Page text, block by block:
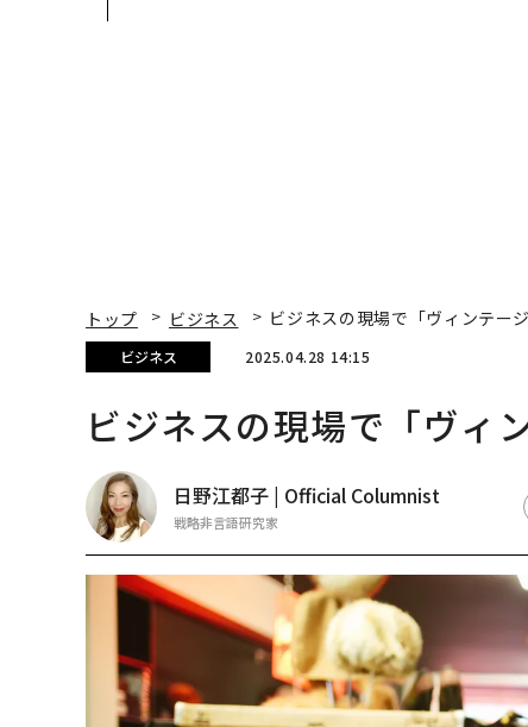
トップ ビジネス ビジネスの現場で「ヴィンテー
ビジネス 2025.04.28 14:15
ビジネスの現場で「ヴィ
日野江都子 | Official Columnist
戦略非言語研究家